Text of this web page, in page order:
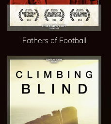
Fathers of Football